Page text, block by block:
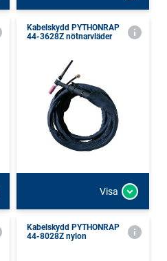
Kabelskydd PYTHONRAP
44-3628Z nötnarvläder
Visa
Kabelskydd PYTHONRAP
44-8028Z nylon